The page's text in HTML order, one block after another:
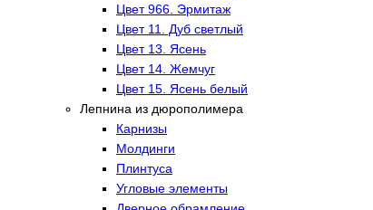
Цвет 966. Эрмитаж
Цвет 11. Дуб светлый
Цвет 13. Ясень
Цвет 14. Жемчуг
Цвет 15. Ясень белый
Лепнина из дюрополимера
Карнизы
Молдинги
Плинтуса
Угловые элементы